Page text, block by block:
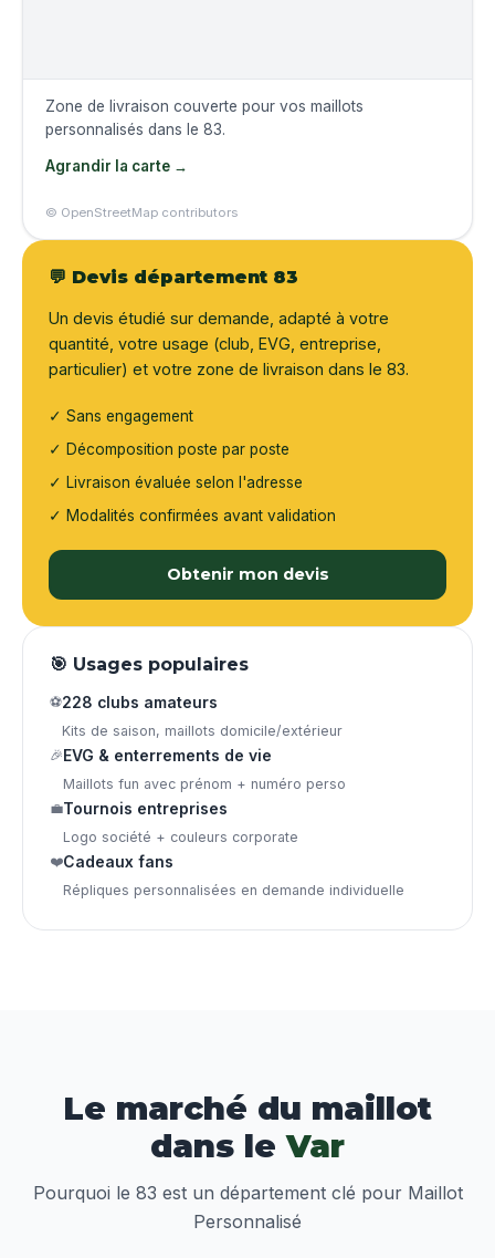
Zone de livraison couverte pour vos maillots
personnalisés dans le 83.
Agrandir la carte →
© OpenStreetMap contributors
💬 Devis département 83
Un devis étudié sur demande, adapté à votre
quantité, votre usage (club, EVG, entreprise,
particulier) et votre zone de livraison dans le 83.
✓ Sans engagement
✓ Décomposition poste par poste
✓ Livraison évaluée selon l'adresse
✓ Modalités confirmées avant validation
Obtenir mon devis
🎯 Usages populaires
⚽228 clubs amateurs
Kits de saison, maillots domicile/extérieur
🎉 EVG & enterrements de vie
Maillots fun avec prénom + numéro perso
💼Tournois entreprises
Logo société + couleurs corporate
❤️Cadeaux fans
Répliques personnalisées en demande individuelle
Le marché du maillot
dans leVar
Pourquoi le 83 est un département clé pour Maillot
Personnalisé